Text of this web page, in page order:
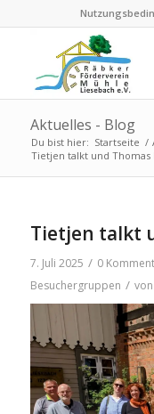
Aktuelles - Blog
Du bist hier: Startseite /
Tietjen talkt und Thomas
Tietjen talkt
7. Juli 2025 / 0
Besuchergruppen / von